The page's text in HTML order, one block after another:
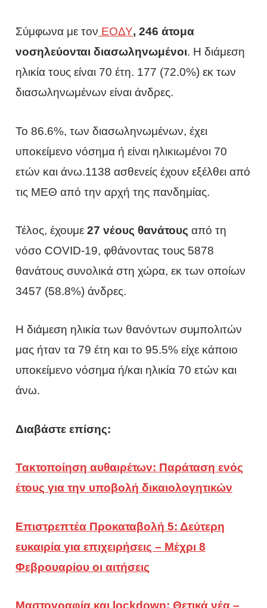
Σύμφωνα με τον ΕΟΔΥ, 246 άτομα
νοσηλεύονται διασωληνωμένοι. Η διάμεση
ηλικία τους είναι 70 έτη. 177 (72.0%) εκ των
διασωληνωμένων είναι άνδρες.
To 86.6%, των διασωληνωμένων, έχει
υποκείμενο νόσημα ή είναι ηλικιωμένοι 70
ετών και άνω.1138 ασθενείς έχουν εξέλθει από
τις ΜΕΘ από την αρχή της πανδημίας.
Τέλος, έχουμε27 νέους θανάτους από τη
νόσο COVID-19, φθάνοντας τους 5878
θανάτους συνολικά στη χώρα, εκ των οποίων
3457 (58.8%) άνδρες.
Η διάμεση ηλικία των θανόντων συμπολιτών
μας ήταν τα 79 έτη και το 95.5% είχε κάποιο
υποκείμενο νόσημα ή/και ηλικία 70 ετών και
άνω.
Διαβάστε επίσης:
Τακτοποίηση αυθαιρέτων: Παράταση ενός
έτους για την υποβολή δικαιολογητικών
Επιστρεπτέα Προκαταβολή 5: Δεύτερη
ευκαιρία για επιχειρήσεις – Μέχρι 8
Φεβρουαρίου οι αιτήσεις
Μαστογραφία και lockdown: Θετικά νέα –